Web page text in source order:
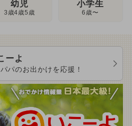
幼児
3歳4歳5歳
小学生
6歳〜
ーよ
パのお出かけを応援！